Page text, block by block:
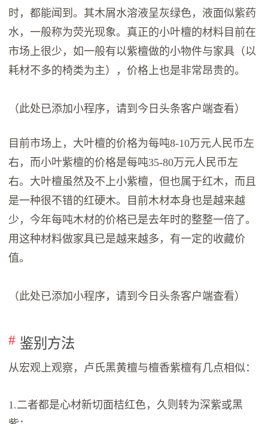
时，都能闻到。其木屑水溶液呈灰绿色，液面似紫药
水，一般称为荧光现象。真正的小叶檀的材料目前在
市场上很少，如一般有以紫檀做的小物件与家具（以
耗材不多的椅类为主），价格上也是非常昂贵的。
（此处已添加小程序，请到今日头条客户端查看）
目前市场上，大叶檀的价格为每吨8-10万元人民币左
右，而小叶紫檀的价格是每吨35-80万元人民币左
右。大叶檀虽然及不上小紫檀，但也属于红木，而且
是一种很不错的红硬木。目前木材本身也是越来越
少，今年每吨木材的价格已是去年时的整整一倍了。
用这种材料做家具已是越来越多，有一定的收藏价
值。
（此处已添加小程序，请到今日头条客户端查看）
鉴别方法
从宏观上观察，卢氏黑黄檀与檀香紫檀有几点相似：
1.二者都是心材新切面桔红色，久则转为深紫或黑